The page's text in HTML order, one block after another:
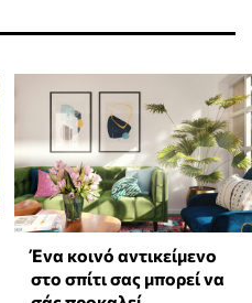
Ένα κοινό αντικείμενο
στο σπίτι σας μπορεί να